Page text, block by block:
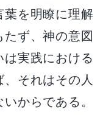
葉を明瞭に理解
たず、神の意図
実践における
それはその人
からである。